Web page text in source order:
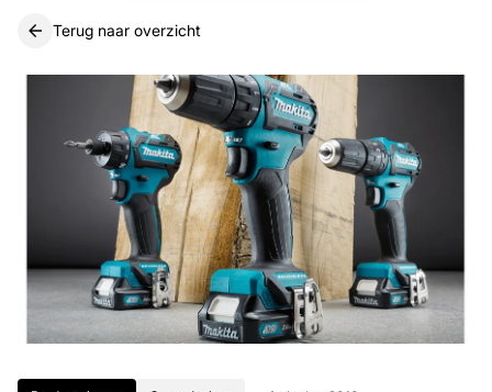
Terug naar overzicht